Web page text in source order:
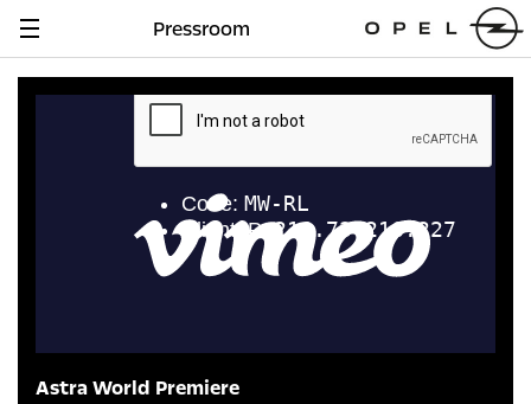
Navigation
Pressroom
Astra World Premiere